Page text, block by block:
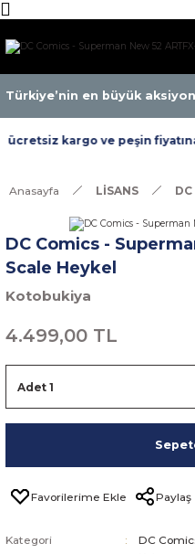
Türkiye’nin en büyük
kargo ve peşin fiyatına
Anasayfa LİSANS
DC Comics -
Scale Heykel
Kotobukiya
4.499,00 TL
Paylaş
Kategori DC